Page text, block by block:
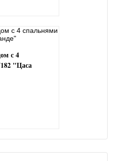
с 4
"Цаса